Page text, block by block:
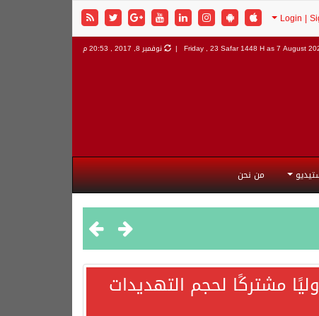
Friday , 23 Safar 1448 H as7 August نوفمبر 8, 2017 , 20:53 م
من نحن
مشتركًا لحجم التهديدات